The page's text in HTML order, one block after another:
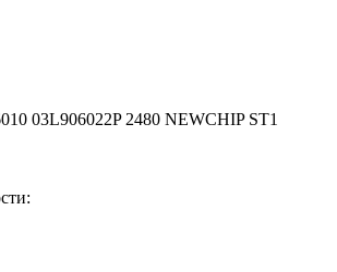
03L906022P 2480 NEWCHIP ST1